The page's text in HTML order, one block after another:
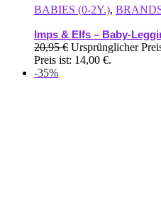
BABIES (0-2Y.),
Imps & Elfs – Baby-
20,95€ Ursprünglicher
Preis ist: 14,00 €.
-35%